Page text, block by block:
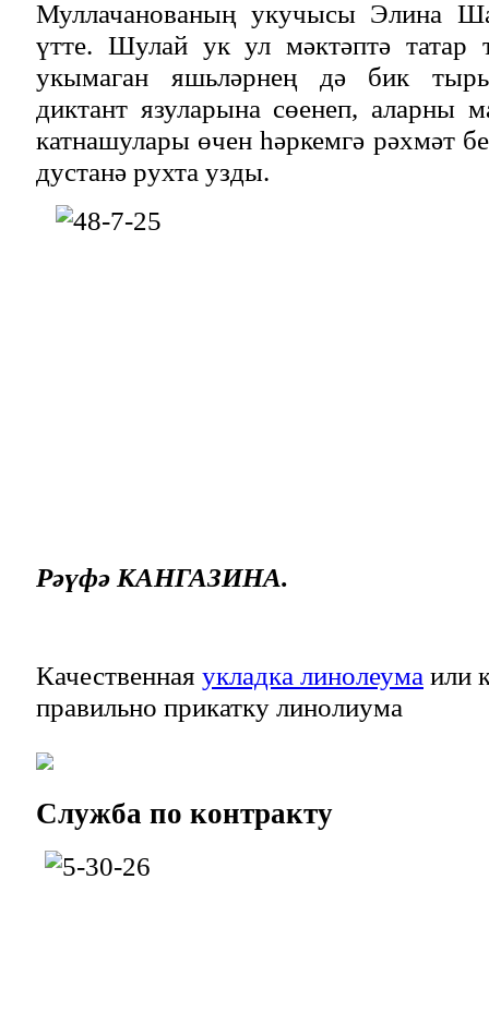
Муллачанованың укучысы Элина
үтте. Шулай ук ул мәктәптә татар
укымаган яшьләрнең дә бик
диктант язуларына сөенеп, аларны
катнашулары өчен һәркемгә рәхмәт
дустанә рухта узды.
Рәүфә КАНГАЗИНА.
Качественная укладка линолеума или
правильно прикатку линолиума
Служба по контракту